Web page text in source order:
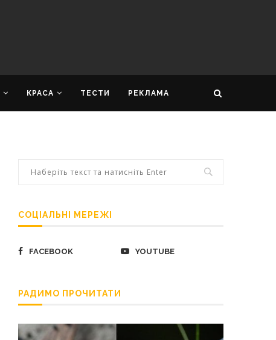
КРАСА ТЕСТИ РЕКЛАМА
СОЦІАЛЬНІ МЕРЕЖІ
FACEBOOK YOUTUBE
РАДИМО ПРОЧИТАТИ